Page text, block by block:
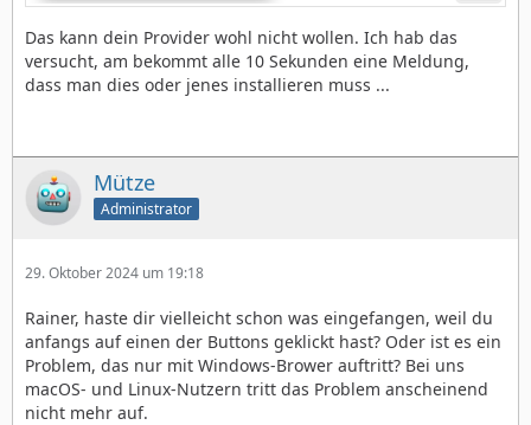
Das kann dein Provider wohl nicht wollen. Ich hab das
versucht, am bekommt alle 10 Sekunden eine Meldung,
dass man dies oder jenes installieren muss ...
Mütze
Administrator
29. Oktober 2024 um 19:18
Rainer, haste dir vielleicht schon was eingefangen, weil du
anfangs auf einen der Buttons geklickt hast? Oder ist es ein
Problem, das nur mit Windows-Brower auftritt? Bei uns
macOS- und Linux-Nutzern tritt das Problem anscheinend
nicht mehr auf.